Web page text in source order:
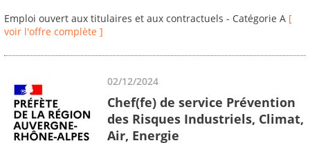
Emploi ouvert aux titulaires et aux contractuels - Catégorie A [
voir l'offre complète ]
02/12/2024
Chef(fe) de service Prévention
des Risques Industriels, Climat,
Air, Energie